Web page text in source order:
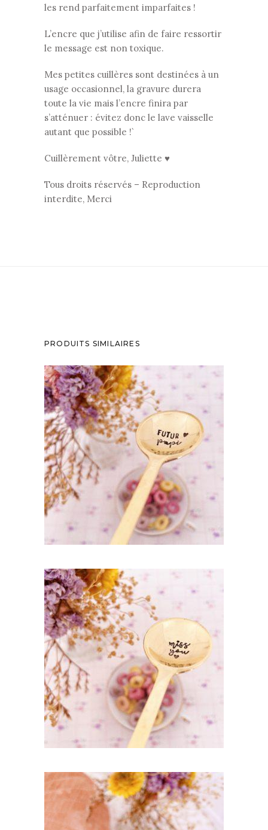
les rend parfaitement imparfaites !
L’encre que j’utilise afin de faire ressortir
le message est non toxique.
Mes petites cuillères sont destinées à un
usage occasionnel, la gravure durera
toute la vie mais l’encre finira par
s’atténuer : évitez donc le lave vaisselle
autant que possible !`
Cuillèrement vôtre, Juliette ♥
Tous droits réservés – Reproduction
interdite, Merci
PRODUITS SIMILAIRES
CUILLÈRE GRAVÉE EN LAITON DORÉ LA
LAURA : FUTUR PAPI
35,00€
AJOUTER AU PANIER
CUILLÈRE GRAVÉE EN LAITON DORÉ LA
LAURA : MISS YOU
35,00 €
AJOUTER AU PANIER